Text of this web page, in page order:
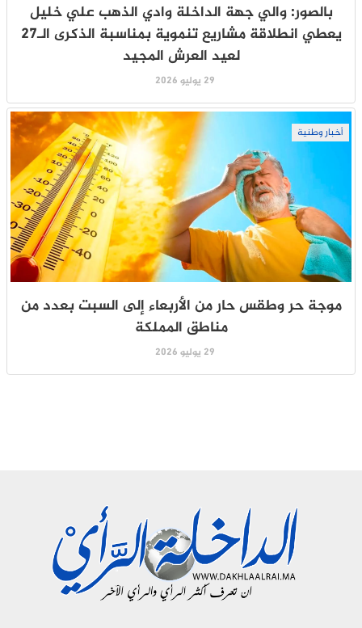
بالصور: والي جهة الداخلة وادي الذهب علي خليل
يعطي انطلاقة مشاريع تنموية بمناسبة الذكرى الـ27
لعيد العرش المجيد
29 يوليو 2026
أخبار وطنية
موجة حر وطقس حار من الأربعاء إلى السبت بعدد من
مناطق المملكة
29 يوليو 2026